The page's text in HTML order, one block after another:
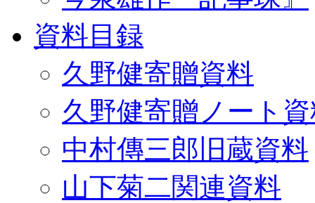
資料目録
久野健寄贈資料
久野健寄贈ノート
中村傳三郎旧蔵資料
山下菊二関連資料